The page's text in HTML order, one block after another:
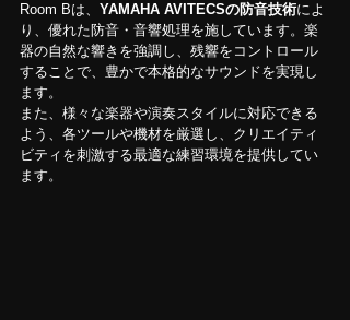
Room Bは、 YAMAHA AVITECSの防音技術によ
り、優れた防音・音響処理を施しています。楽
器の自然な響きを強調し、残響をコントロール
することで、豊かで本格的なサウンドを実現し
ます。
また、様々な楽器や演奏スタイルに対応できる
よう、各ツールや機材を厳選し、クリエイティ
ビティを刺激する最適な練習環境を提供してい
ます。